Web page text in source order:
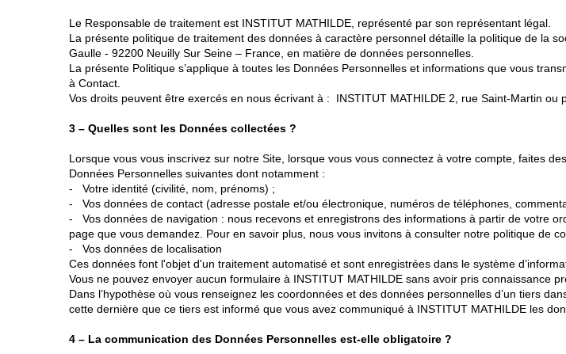
Le Responsable de traitement est INSTITUT MATHILDE, représenté par son représentant légal.
La présente politique de traitement des données à caractère personnel détaille la politique de la
Gaulle - 92200 Neuilly Sur Seine – France, en matière de données personnelles.
La présente Politique s’applique à toutes les Données Personnelles et informations que vous
à Contact.
Vos droits peuvent être exercés en nous écrivant à : INSTITUT MATHILDE 2, rue Saint-Martin ou
3 – Quelles sont les Données collectées ?
Lorsque vous vous inscrivez sur notre Site, lorsque vous vous connectez à votre compte, faites
Données Personnelles suivantes dont notamment :
- Votre identité (civilité, nom, prénoms) ;
- Vos données de contact (adresse postale et/ou électronique, numéros de téléphones,
- Vos données de navigation : nous recevons et enregistrons des informations à partir de votre
page que vous demandez. Pour en savoir plus, nous vous invitons à consulter notre politique de
- Vos données de localisation
Ces données font l'objet d'un traitement automatisé et sont enregistrées dans le système
Vous ne pouvez envoyer aucun formulaire à INSTITUT MATHILDE sans avoir pris connaissance
Dans l’hypothèse où vous renseignez les coordonnées et des données personnelles d’un tiers
cette dernière que ce tiers est informé que vous avez communiqué à INSTITUT MATHILDE les
4 – La communication des Données Personnelles est-elle obligatoire ?